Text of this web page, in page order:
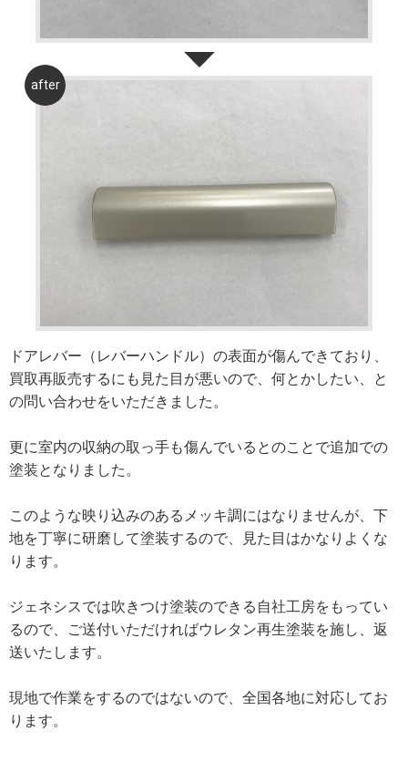
ドアレバー（レバーハンドル）の表面が傷んできており、
買取再販売するにも見た目が悪いので、何とかしたい、と
の問い合わせをいただきました。
更に室内の収納の取っ手も傷んでいるとのことで追加での
塗装となりました。
このような映り込みのあるメッキ調にはなりませんが、下
地を丁寧に研磨して塗装するので、見た目はかなりよくな
ります。
ジェネシスでは吹きつけ塗装のできる自社工房をもってい
るので、ご送付いただければウレタン再生塗装を施し、返
送いたします。
現地で作業をするのではないので、全国各地に対応してお
ります。